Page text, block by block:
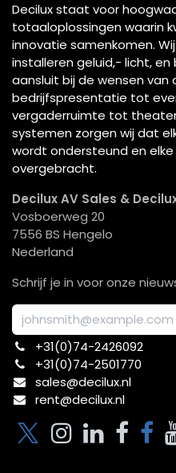
Decilux staat voor
totaaloplossingen waarin
innovatie samenkomen.
installeren geluid,- licht,
aansluit bij de wensen van
bedrijfspresentatie tot
vergaderruimte tot
systemen zorgen wij dat
wordt ondersteund en
overgebracht.
Decilux AV Sales &
Vosboerweg 20
7556 BS Hengelo
Nederland
Schrijf je in voor onze
+31(0)74-2426092​
+31(0)74-2501770
sales@decilux.nl
rent@decilux.nl